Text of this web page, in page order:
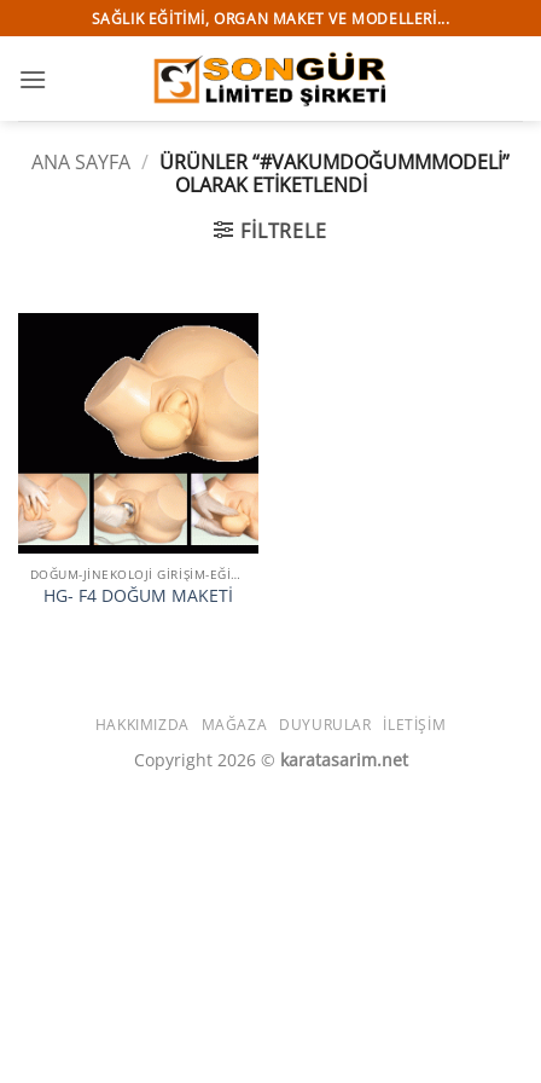
atla
SAĞLIK EĞITIMI, ORGAN MAKET VE MODELLERI...
ANA SAYFA / ÜRÜNLER “#VAKUMDOĞUMMMODELI”
OLARAK ETIKETLENDI
FILTRELE
DOĞUM-JİNEKOLOJİ GİRİŞİM-EĞİTİM SİMÜLATÖR VE MAKETLERİ
HG- F4 DOĞUM MAKETİ
HAKKIMIZDA MAĞAZA DUYURULAR İLETIŞIM
Copyright 2026 © karatasarim.net